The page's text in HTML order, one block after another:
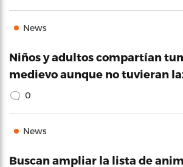
News
Niños y adultos compartían
medievo aunque no tuvieran
0
News
Buscan ampliar la lista de